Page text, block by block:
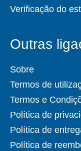
Verificação do
Outras
Sobre
Termos de
Termos e
Política de
Política de
Política de